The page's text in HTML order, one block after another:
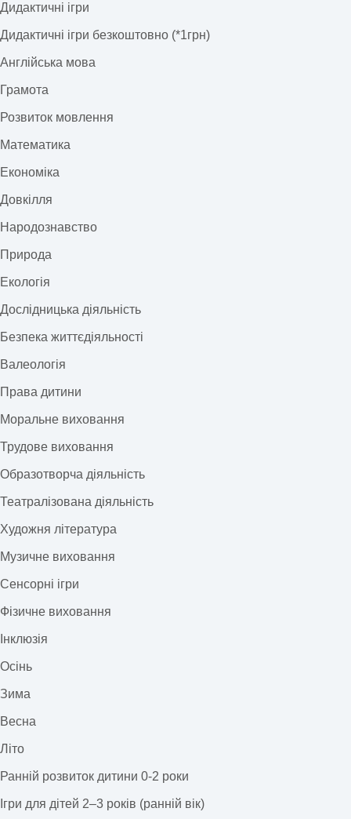
Дидактичні ігри
Дидактичні ігри безкоштовно (*1грн)
Англійська мова
Грамота
Розвиток мовлення
Математика
Економіка
Довкілля
Народознавство
Природа
Екологія
Дослідницька діяльність
Безпека життєдіяльності
Валеологія
Права дитини
Моральне виховання
Трудове виховання
Образотворча діяльність
Театралізована діяльність
Художня література
Музичне виховання
Сенсорні ігри
Фізичне виховання
Інклюзія
Осінь
Зима
Весна
Літо
Ранній розвиток дитини 0-2 роки
Ігри для дітей 2–3 років (ранній вік)